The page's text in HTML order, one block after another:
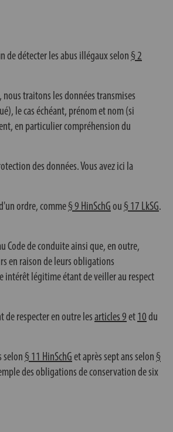
de détecter les abus illégaux selon § 2
traitons les données transmises
le cas échéant, prénom et nom (si
en particulier compréhension du
des données. Vous avez ici la
ordre, comme§ 9 HinSchG ou § 17 LkSG.
Code de conduite ainsi que, en outre,
en raison de leurs obligations
intérêt légitime étant de veiller au respect
de respecter en outre les articles 9 et 10 du
selon § 11 HinSchG et après sept ans selon §
des obligations de conservation de six